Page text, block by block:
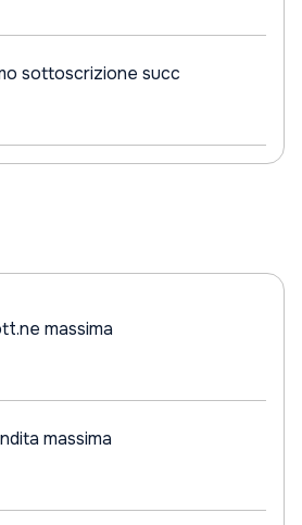
sottoscrizione succ
massima
massima